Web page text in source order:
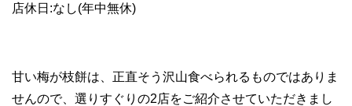
店休日:なし(年中無休)
甘い梅が枝餅は、正直そう沢山食べられるものではありま
せんので、選りすぐりの2店をご紹介させていただきまし